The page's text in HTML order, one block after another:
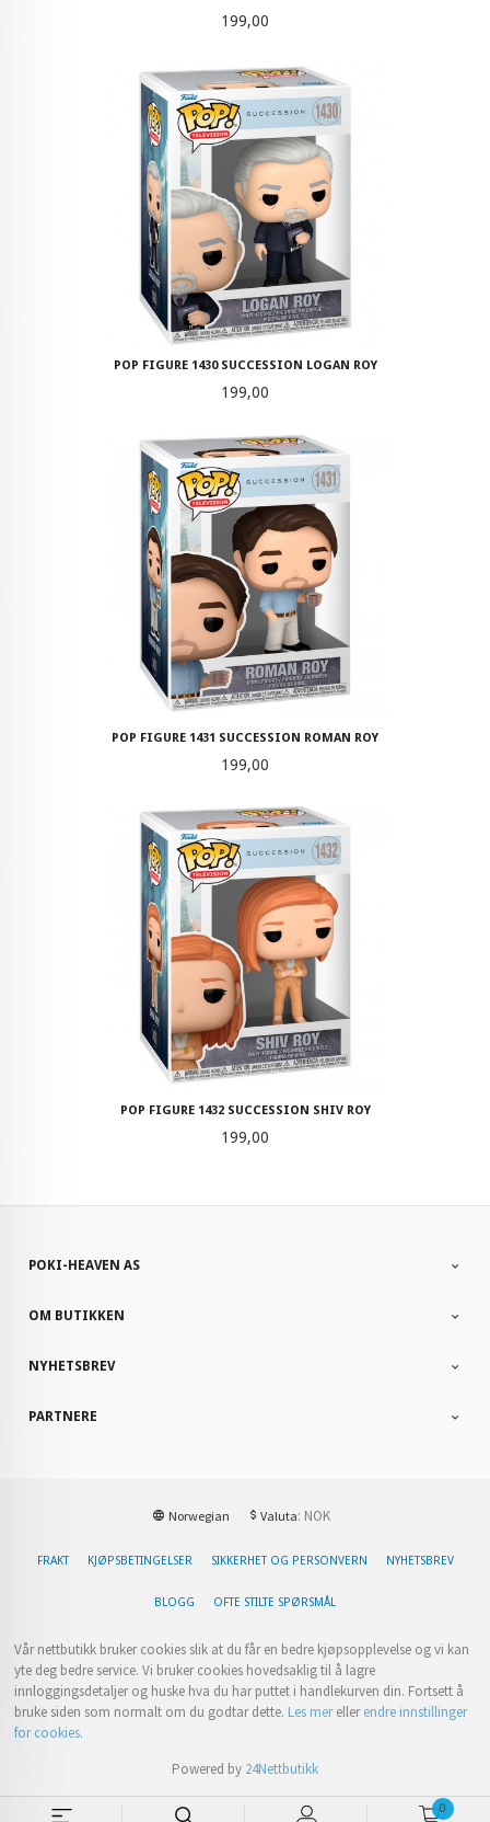
0
Pris
199,00
POP FIGURE 1430 SUCCESSION LOGAN ROY
Pris
199,00
POP FIGURE 1431 SUCCESSION ROMAN ROY
Pris
199,00
POP FIGURE 1432 SUCCESSION SHIV ROY
Pris
199,00
POKI-HEAVEN AS
OM BUTIKKEN
NYHETSBREV
PARTNERE
Norwegian Valuta: NOK
FRAKT KJØPSBETINGELSER SIKKERHET OG PERSONVERN NYHETSBREV
BLOGG OFTE STILTE SPØRSMÅL
Vår nettbutikk bruker cookies slik at du får en bedre kjøpsopplevelse og vi kan
yte deg bedre service. Vi bruker cookies hovedsaklig til å lagre
innloggingsdetaljer og huske hva du har puttet i handlekurven din. Fortsett å
bruke siden som normalt om du godtar dette. Les merellerendre innstillinger
for cookies.
Powered by 24Nettbutikk